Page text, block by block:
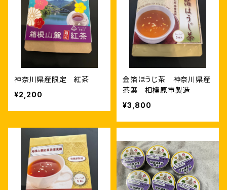
神奈川県産限定 紅茶
¥2,200
金箔ほうじ茶 神奈川県産
茶葉 相模原市製造
¥3,800